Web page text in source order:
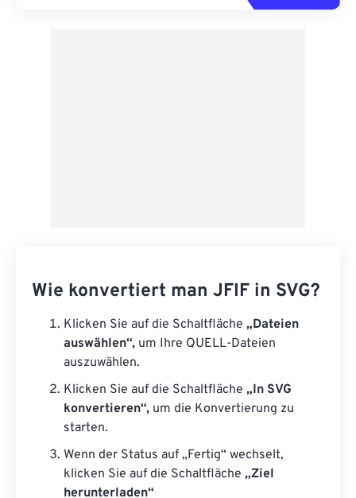
Wie konvertiert man JFIF in SVG?
Klicken Sie auf die Schaltfläche „Dateien
auswählen“, um Ihre QUELL-Dateien
auszuwählen.
Klicken Sie auf die Schaltfläche „In SVG
konvertieren“, um die Konvertierung zu
starten.
Wenn der Status auf „Fertig“ wechselt,
klicken Sie auf die Schaltfläche „Ziel
herunterladen“